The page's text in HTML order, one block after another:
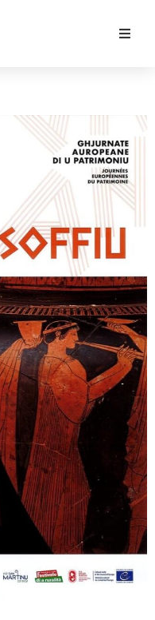
Culture & Loisirs
Mon Quotidien